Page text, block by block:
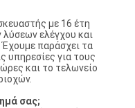
με 16 έτη
ελέγχου και
Έχουμε παράσχει τα
υπηρεσίες για τους
και το τελωνείο
σας;